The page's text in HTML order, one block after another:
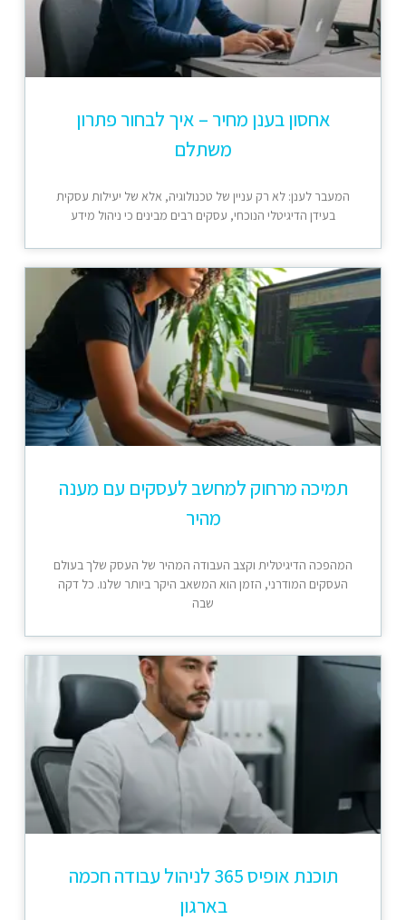
אחסון בענן מחיר – איך לבחור פתרון
משתלם
המעבר לענן: לא רק עניין של טכנולוגיה, אלא של יעילות עסקית
בעידן הדיגיטלי הנוכחי, עסקים רבים מבינים כי ניהול מידע
תמיכה מרחוק למחשב לעסקים עם מענה
מהיר
המהפכה הדיגיטלית וקצב העבודה המהיר של העסק שלך בעולם
העסקים המודרני, הזמן הוא המשאב היקר ביותר שלנו. כל דקה
שבה
תוכנת אופיס 365 לניהול עבודה חכמה
בארגון